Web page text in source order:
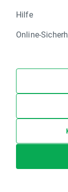
Hilfe
Online-